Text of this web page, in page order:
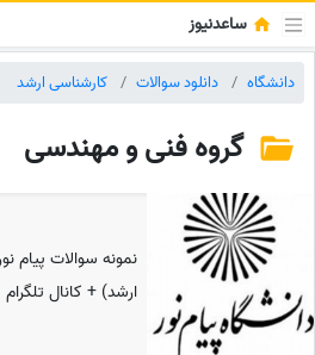
ساعدنیوز
دانشگاه دانلود سوالات کارشناسی ارشد
گروه فنی و مهندسی
نمونه سوالات پیام
ارشد) + کانال تلگرام